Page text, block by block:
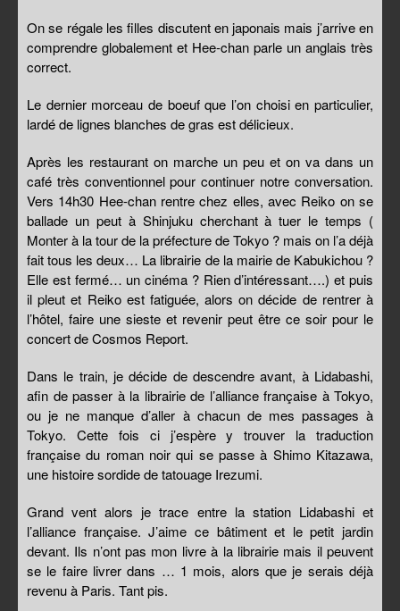
On se régale les filles discutent en japonais mais j’arrive en
comprendre globalement et Hee-chan parle un anglais très
correct.
Le dernier morceau de boeuf que l’on choisi en particulier,
lardé de lignes blanches de gras est délicieux.
Après les restaurant on marche un peu et on va dans un
café très conventionnel pour continuer notre conversation.
Vers 14h30 Hee-chan rentre chez elles, avec Reiko on se
ballade un peut à Shinjuku cherchant à tuer le temps (
Monter à la tour de la préfecture de Tokyo ? mais on l’a déjà
fait tous les deux… La librairie de la mairie de Kabukichou ?
Elle est fermé… un cinéma ? Rien d’intéressant….) et puis
il pleut et Reiko est fatiguée, alors on décide de rentrer à
l’hôtel, faire une sieste et revenir peut être ce soir pour le
concert de Cosmos Report.
Dans le train, je décide de descendre avant, à Lidabashi,
afin de passer à la librairie de l’alliance française à Tokyo,
ou je ne manque d’aller à chacun de mes passages à
Tokyo. Cette fois ci j’espère y trouver la traduction
française du roman noir qui se passe à Shimo Kitazawa,
une histoire sordide de tatouage Irezumi.
Grand vent alors je trace entre la station Lidabashi et
l’alliance française. J’aime ce bâtiment et le petit jardin
devant. Ils n’ont pas mon livre à la librairie mais il peuvent
se le faire livrer dans … 1 mois, alors que je serais déjà
revenu à Paris. Tant pis.